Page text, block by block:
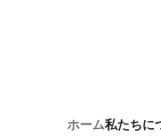
ホーム私たちに